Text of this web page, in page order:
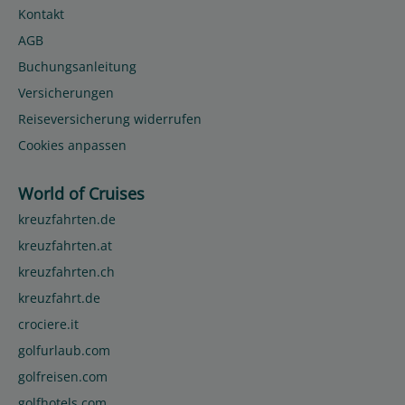
Kontakt
AGB
Buchungsanleitung
Versicherungen
Reiseversicherung widerrufen
Cookies anpassen
World of Cruises
kreuzfahrten.de
kreuzfahrten.at
kreuzfahrten.ch
kreuzfahrt.de
crociere.it
golfurlaub.com
golfreisen.com